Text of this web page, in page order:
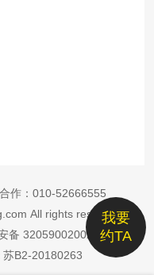
我要
约TA
作： 010-52666555
All rights reserved
备 32059002002885号
B2-20180263